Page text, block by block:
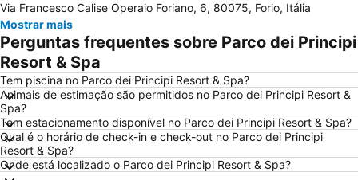
Vomero
Spaccanapoli
Passeio de barco na Ilha de Capri
Marina Grande
Porto
Tam
Stazione di Sorrento
Via Chiaia
Museu Arqueológico Nacional
Posillipo
Galleria Umberto I
Marina Piccola
Fuorigrotta
Miano
Via Francesco Calise Operaio Foriano, 6, 80075, Forio, Itália
Mostrar mais
Perguntas frequentes sobre Parco dei Principi
Resort & Spa
Tem piscina no Parco dei Principi Resort & Spa?
Animais de estimação são permitidos no Parco dei Principi Resort &
Spa?
Tem estacionamento disponível no Parco dei Principi Resort & Spa?
Qual é o horário de check-in e check-out no Parco dei Principi
Resort & Spa?
Onde está localizado o Parco dei Principi Resort & Spa?